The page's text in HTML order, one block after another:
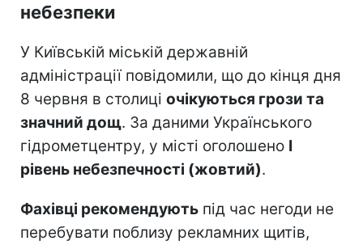
небезпеки
У Київській міській державній
адміністрації повідомили, що до кінця дня
8 червня в столиці очікуються грози та
значний дощ. За даними Українського
гідрометцентру, у місті оголошено І
рівень небезпечності (жовтий).
Фахівці рекомендують під час негоди не
перебувати поблизу рекламних щитів,